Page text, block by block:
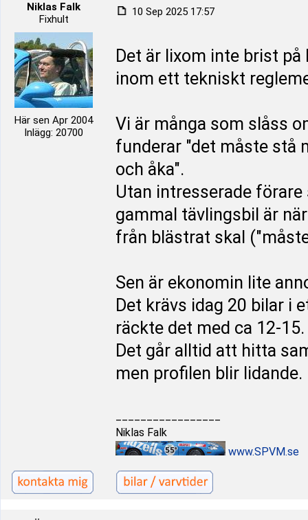
Niklas Falk
Fixhult
Här sen Apr 2004
Inlägg: 20700
10 Sep 2025 17:57
Det är lixom inte brist
inom ett tekniskt
Vi är många som slåss
funderar "det måste stå
och åka".
Utan intresserade
gammal tävlingsbil är
från blästrat skal
Sen är ekonomin lite
Det krävs idag 20 bilar i
räckte det med ca 12-15.
Det går alltid att hitta
men profilen blir lidande.
Niklas Falk
www.SPVM.se